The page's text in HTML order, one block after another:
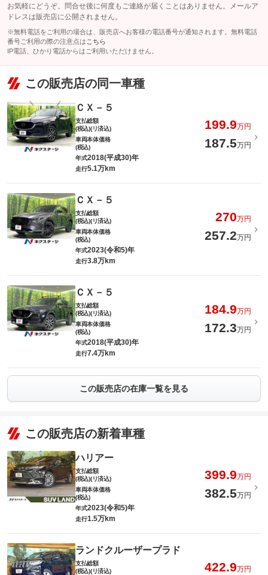
お気軽にどうぞ。問合せ後に何度もご連絡が届くことはありません。メールア
ドレスは販売店に公開されません。
※無料電話をご利用の場合は、販売店へお客様の電話番号が通知されます。無料電話
番号ご利用の際の注意点は こちら
IP電話、ひかり電話からはご利用いただけません。
この販売店の同一車種
ＣＸ－５
支払総額
(税込)(リ済込)
199.9万円
車両本体価格
(税込)
187.5万円
年式2018(平成30)年
走行5.1万km
ＣＸ－５
支払総額
(税込)(リ済込)
270万円
車両本体価格
(税込)
257.2万円
年式2023(令和5)年
走行3.8万km
ＣＸ－５
支払総額
(税込)(リ済込)
184.9万円
車両本体価格
(税込)
172.3万円
年式2018(平成30)年
走行7.4万km
この販売店の在庫一覧を見る
この販売店の新着車種
ハリアー
支払総額
(税込)(リ済込)
399.9万円
車両本体価格
(税込)
382.5万円
年式2023(令和5)年
走行1.5万km
ランドクルーザープラド
支払総額
(税込)(リ済込)
422.9万円